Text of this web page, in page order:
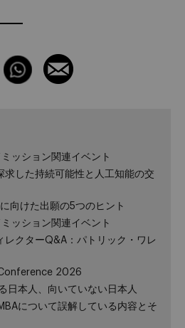
ッション関連イベント
求した持続可能性と人工知能の交
向けた出願の5つのヒント
ッション関連イベント
レクターQ&A：パトリック・ワレ
2026
日本人、向いていない日本人
について誤解している内容とそ